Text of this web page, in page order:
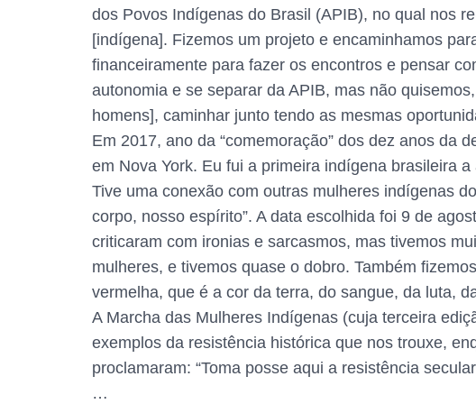
dos Povos Indígenas do Brasil (APIB), no qual nos
[indígena]. Fizemos um projeto e encaminhamos
financeiramente para fazer os encontros e pensar
autonomia e se separar da APIB, mas não
homens], caminhar junto tendo as mesmas
Em 2017, ano da “comemoração” dos dez anos da
em Nova York. Eu fui a primeira indígena brasileira
Tive uma conexão com outras mulheres indígenas
corpo, nosso espírito”. A data escolhida foi 9 de
criticaram com ironias e sarcasmos, mas tivemos
mulheres, e tivemos quase o dobro. Também
vermelha, que é a cor da terra, do sangue, da luta,
A Marcha das Mulheres Indígenas (cuja terceira
exemplos da resistência histórica que nos trouxe,
proclamaram: “Toma posse aqui a resistência
…